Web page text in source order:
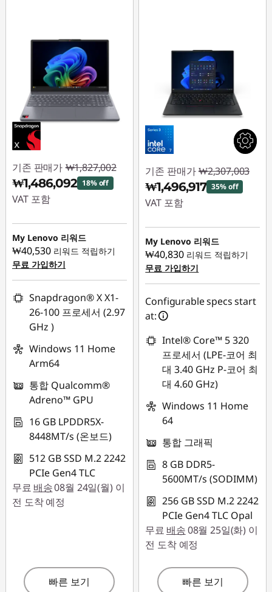
기존 판매가 ₩1,827,002
₩1,486,092 18% off
VAT 포함
즉시 할인: :-
₩340,910
My Lenovo 리워드
₩40,530 리워드 적립하기
무료 가입하기
Snapdragon® X X1-
26-100 프로세서 (2.97
GHz )
Windows 11 Home
Arm64
통합 Qualcomm®
Adreno™ GPU
16 GB LPDDR5X-
8448MT/s (온보드)
512 GB SSD M.2 2242
PCIe Gen4 TLC
무료 배송08월 24일(월) 이
전 도착 예정
빠른 보기
기존 판매가 ₩2,307,003
₩1,496,917 35% off
VAT 포함
즉시 할인: :-
₩810,086
My Lenovo 리워드
₩40,830 리워드 적립하기
무료 가입하기
Configurable specs start
at:
Intel® Core™ 5 320
프로세서 (LPE-코어 최
대 3.40 GHz P-코어 최
대 4.60 GHz)
Windows 11 Home
64
통합 그래픽
8 GB DDR5-
5600MT/s (SODIMM)
256 GB SSD M.2 2242
PCIe Gen4 TLC Opal
무료 배송08월 25일(화) 이
전 도착 예정
빠른 보기